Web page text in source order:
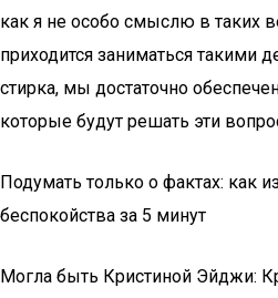
как я не особо смыслю в таких
приходится заниматься такими
стирка, мы достаточно
которые будут решать эти
Подумать только о фактах: как
беспокойства за 5 минут
Могла быть Кристиной Эйджи: